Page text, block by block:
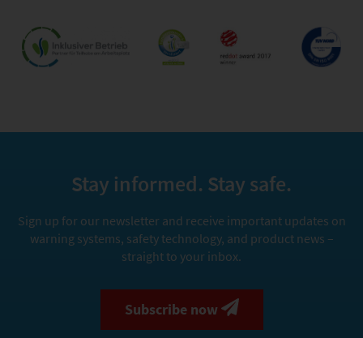
Stay informed. Stay safe.
Sign up for our newsletter and receive important updates on
warning systems, safety technology, and product news –
straight to your inbox.
Subscribe now